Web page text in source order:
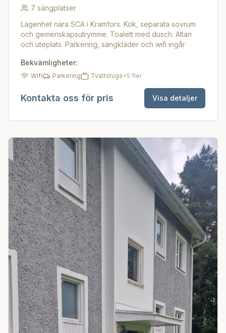
7 sängplatser
Lägenhet nära SCA i Kramfors. Kök, separata sovrum
och gemenskapsutrymme. Toalett med dusch. Altan
och uteplats. Parkering, sängkläder och wifi ingår
Bekvämligheter:
Wifi Parkering Tvättstuga+5 fler
Kontakta oss för pris Visa detaljer